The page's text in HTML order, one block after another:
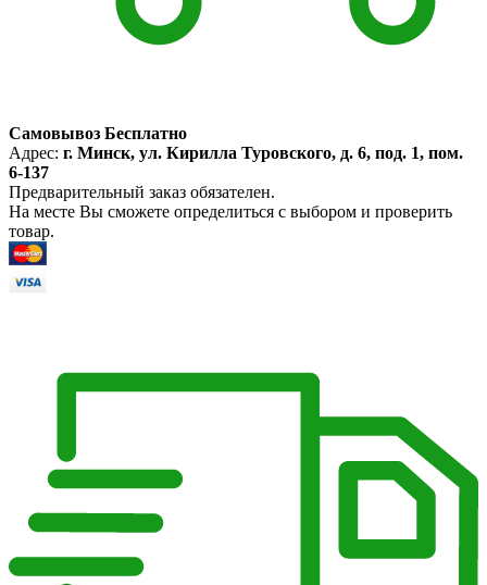
Самовывоз Бесплатно
Адрес: г. Минск, ул. Кирилла Туровского, д. 6, под. 1, пом.
6-137
Предварительный заказ обязателен.
На месте Вы сможете определиться с выбором и проверить
товар.